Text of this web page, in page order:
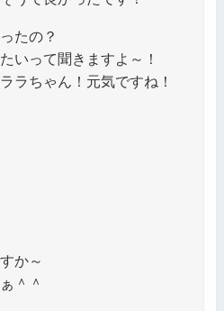
たの？
いって聞きますよ～！
ラちゃん！元気ですね！
か～
＾＾